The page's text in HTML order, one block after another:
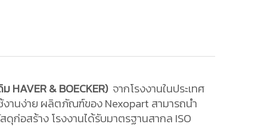
HAVER & BOECKER) จากโรงงานในประเทศ
านง่าย ผลิตภัณฑ์ของ Nexopart สามารถนำ
ดุก่อสร้าง โรงงานได้รับมาตรฐานสากล ISO